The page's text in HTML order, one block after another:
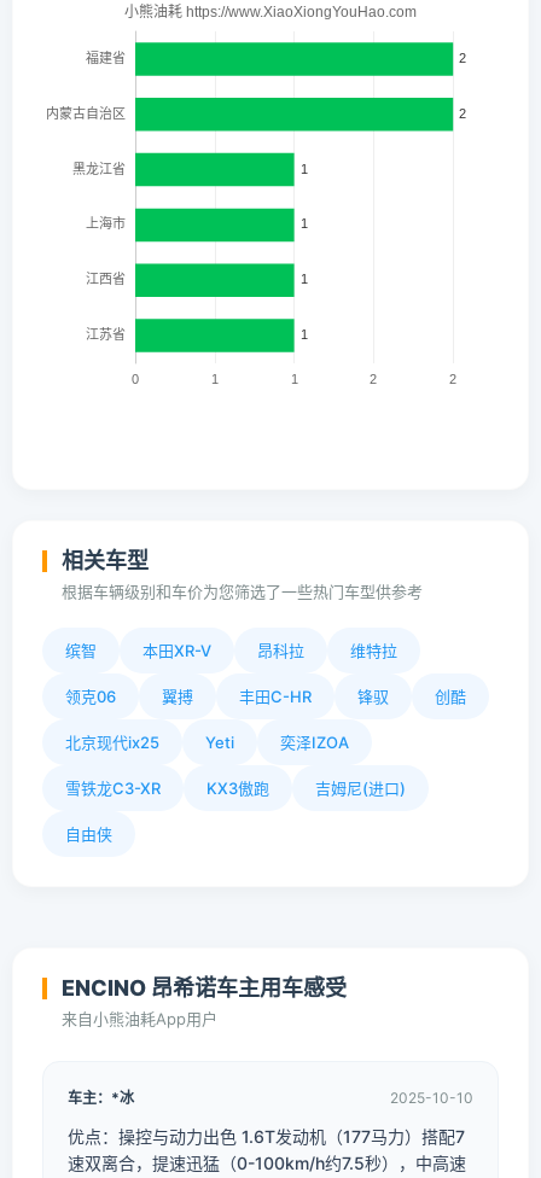
相关车型
根据车辆级别和车价为您筛选了一些热门车型供参考
缤智 本田XR-V 昂科拉 维特拉
领克06 翼搏 丰田C-HR 锋驭 创酷
北京现代ix25 Yeti 奕泽IZOA
雪铁龙C3-XR KX3傲跑 吉姆尼(进口)
自由侠
ENCINO 昂希诺车主用车感受
来自小熊油耗App用户
车主：*冰 2025-10-10
优点：操控与动力出色 1.6T发动机（177马力）搭配7
速双离合，提速迅猛（0-100km/h约7.5秒），中高速